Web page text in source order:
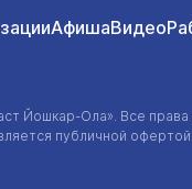
АфишаВидео
Йошкар-Ола». Все
публичной